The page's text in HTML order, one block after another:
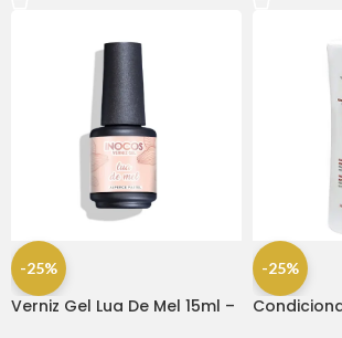
-25%
Verniz Gel Lua De Mel 15ml –
-25%